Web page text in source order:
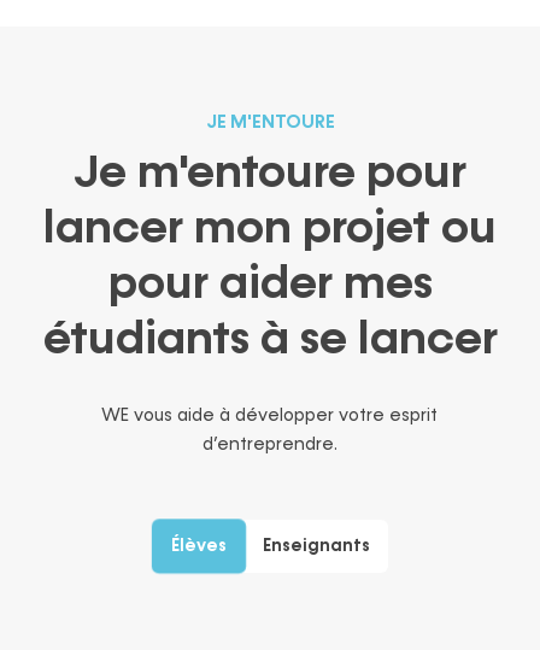
JE M'ENTOURE
Je m'entoure pour
lancer mon projet ou
pour aider mes
étudiants à se lancer
WE vous aide à développer votre esprit
d’entreprendre.
Élèves Enseignants